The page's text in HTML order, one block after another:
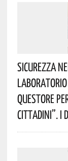
Sicurezza
Questore
Cittadini”. I